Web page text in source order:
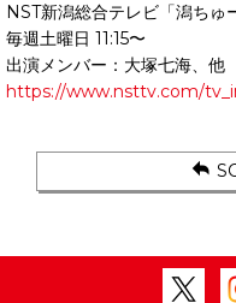
NST新潟総合テレビ「潟ちゅ
毎週土曜日 11:15〜
出演メンバー：大塚七海、他
https://www.nsttv.com/